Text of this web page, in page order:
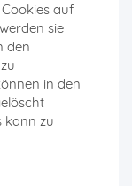
auf
sie
den
in den
kann zu